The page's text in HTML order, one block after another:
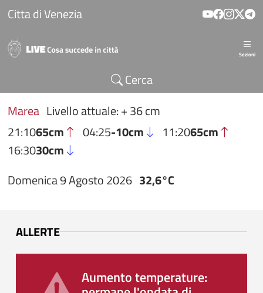
Salta al contenuto principale
Citta di Venezia
Sezioni
Cerca
Marea Livello attuale: + 36 cm
21:1065cm 04:25-10cm 11:2065cm
16:3030cm
Domenica 9 Agosto 2026 32,6°C
ALLERTE
Aumento temperature: